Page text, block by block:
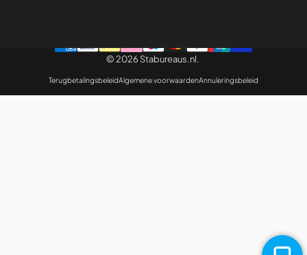
© 2026 Stabureaus.nl.
TerugbetalingsbeleidAlgemene voorwaardenAnnuleringsbeleid